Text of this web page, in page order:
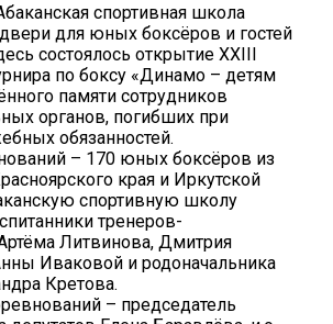
спортивная школа
для юных боксёров и гостей
состоялось открытие XXIII
по боксу «Динамо – детям
памяти сотрудников
органов, погибших при
обязанностей.
– 170 юных боксёров из
края и Иркутской
спортивную школу
тренеров-
Литвинова, Дмитрия
Иваковой и родоначальника
Кретова.
– председатель